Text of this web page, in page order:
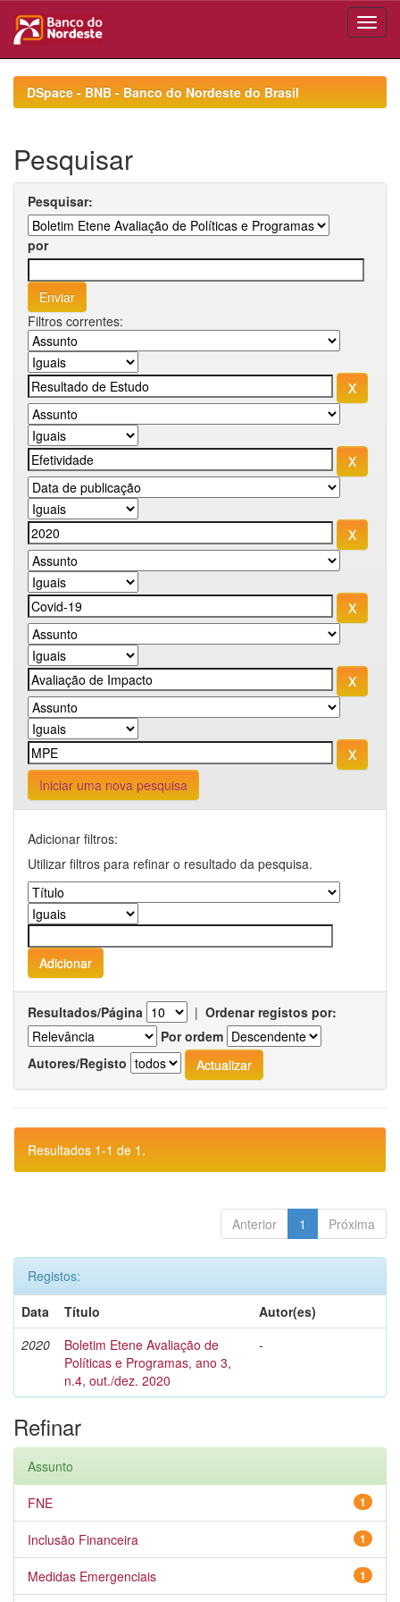
navigationDSpace - BNB - Banco do Nordeste do Brasil
Pesquisar
Pesquisar:
por
Filtros correntes:
Iniciar uma nova pesquisa
Adicionar filtros:
Utilizar filtros para refinar o resultado da pesquisa.
Resultados/Página | Ordenar registos por:
Por ordem
Autores/Registo
Resultados 1-1 de 1.
Anterior 1 Próxima
Registos:
Data
Título
Autor(es)
2020
Boletim Etene Avaliação de
Políticas e Programas, ano 3,
n.4, out./dez. 2020
-
Refinar
Assunto
1
FNE
1
Inclusão Financeira
1
Medidas Emergenciais